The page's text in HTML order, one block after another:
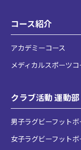
コース紹介
アカデミーコース
メディカルスポーツコ
クラブ活動 運動部
男子ラグビーフット
女子ラグビーフット